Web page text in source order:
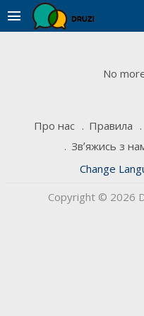
menu
No
Про нас Правила
Звʼяжись з
Change
Copyright © 2026